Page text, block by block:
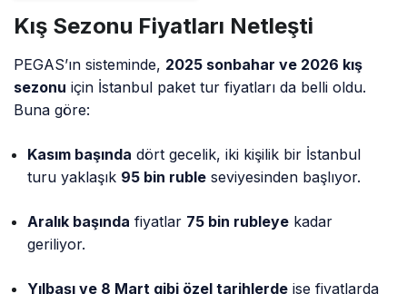
Kış Sezonu Fiyatları Netleşti
PEGAS’ın sisteminde, 2025 sonbahar ve 2026 kış
sezonu için İstanbul paket tur fiyatları da belli oldu.
Buna göre:
Kasım başında dört gecelik, iki kişilik bir İstanbul
turu yaklaşık 95 bin ruble seviyesinden başlıyor.
Aralık başında fiyatlar 75 bin rubleye kadar
geriliyor.
Yılbaşı ve 8 Mart gibi özel tarihlerde ise fiyatlarda